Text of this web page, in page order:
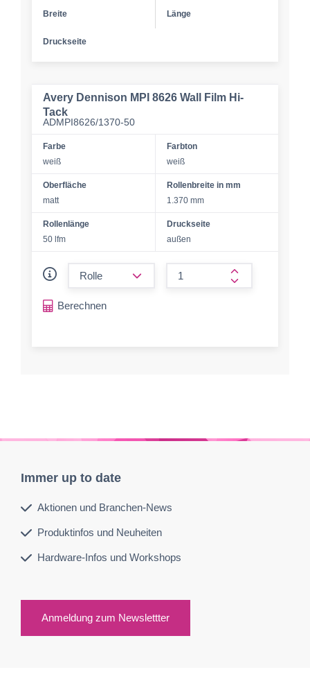
Breite Länge
Druckseite
Avery Dennison MPI 8626 Wall Film Hi-
Tack
ADMPI8626/1370-50
Farbe
weiß
Farbton
weiß
Oberfläche
matt
Rollenbreite in mm
1.370 mm
Rollenlänge
50 lfm
Druckseite
außen
form.increase-
Berechnen
Immer up to date
Aktionen und Branchen-News
Produktinfos und Neuheiten
Hardware-Infos und Workshops
Anmeldung zum Newslettter